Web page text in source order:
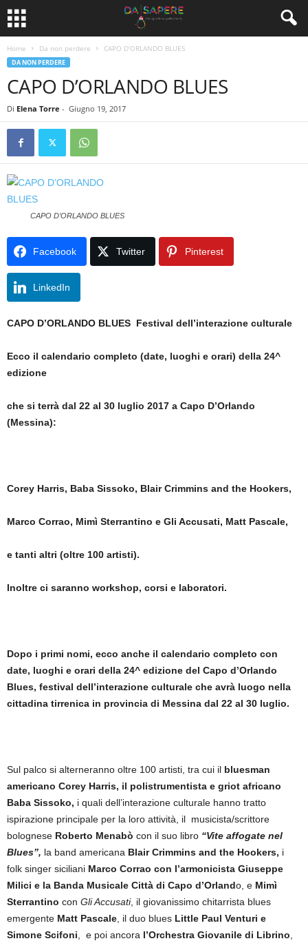
Home Da non perdere CAPO D’ORLANDO BLUES
DA NON PERDERE
CAPO D’ORLANDO BLUES
Di Elena Torre - Giugno 19, 2017
CAPO D’ORLANDO BLUES
Facebook Twitter Pinterest
LinkedIn
CAPO D’ORLANDO BLUES Festival dell’interazione culturale
Ecco il calendario completo (date, luoghi e orari) della 24^
edizione
che si terrà dal 22 al 30 luglio 2017 a Capo D’Orlando
(Messina):
Corey Harris, Baba Sissoko, Blair Crimmins and the Hookers,
Marco Corrao, Mimì Sterrantino e Gli Accusati, Matt Pascale,
e tanti altri (oltre 100 artisti).
Inoltre ci saranno workshop, corsi e laboratori.
Dopo i primi nomi, ecco anche il calendario completo con
date, luoghi e orari della 24^ edizione del Capo d’Orlando
Blues, festival dell’interazione culturale che avrà luogo nella
cittadina tirrenica in provincia di Messina dal 22 al 30 luglio.
Sul palco si alterneranno oltre 100 artisti, tra cui il bluesman
americano Corey Harris, il polistrumentista e griot africano
Baba Sissoko, i quali dell’interazione culturale hanno tratto
ispirazione principale per la loro attività, il musicista/scrittore
bolognese Roberto Menabò con il suo libro “Vite affogate nel
Blues”, la band americana Blair Crimmins and the Hookers, i
folk singer siciliani Marco Corrao con l’armonicista Giuseppe
Milici e la Banda Musicale Città di Capo d’Orlando, e Mimì
Sterrantino con Gli Accusati, il giovanissimo chitarrista blues
emergente Matt Pascale , il duo blues Little Paul Venturi e
Simone Scifoni , e poi ancora l’Orchestra Giovanile di Librino